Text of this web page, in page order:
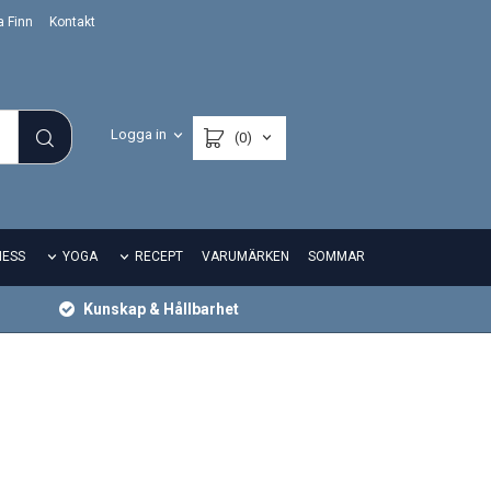
Finn Kontakt
Logga in (0)
YOGA RECEPT VARUMÄRKEN SOMMAR
Kunskap & Hållbarhet